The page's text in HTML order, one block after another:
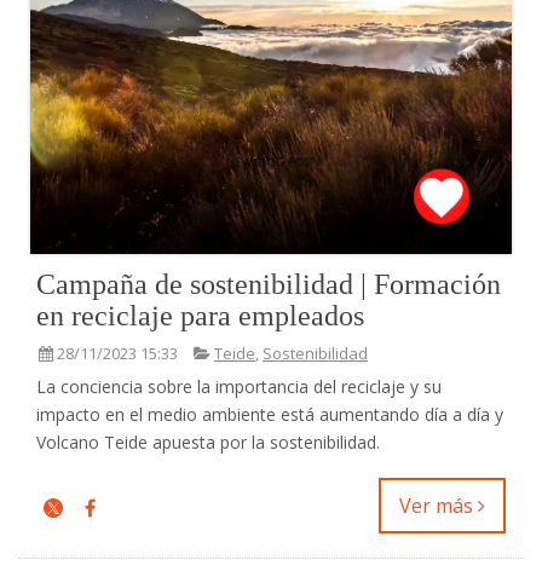
Campaña de sostenibilidad | Formación
en reciclaje para empleados
28/11/2023 15:33 Teide, Sostenibilidad
La conciencia sobre la importancia del reciclaje y su
impacto en el medio ambiente está aumentando día a día y
Volcano Teide apuesta por la sostenibilidad.
Ver más